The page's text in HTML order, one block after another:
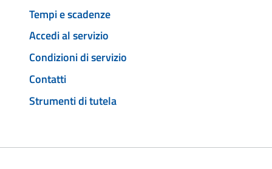
Tempi e scadenze
Accedi al servizio
Condizioni di servizio
Contatti
Strumenti di tutela